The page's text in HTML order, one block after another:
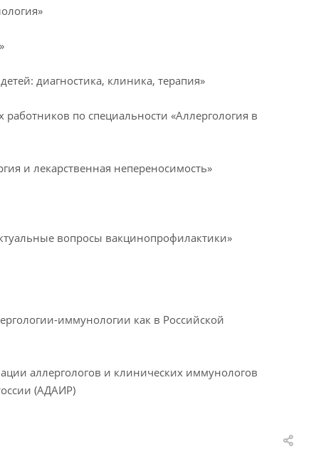
диагностика, клиника, терапия»
по специальности «Аллергология в
и лекарственная непереносимость»
вопросы вакцинопрофилактики»
иммунологии как в Российской
аллергологов и клинических иммунологов
(АДАИР)